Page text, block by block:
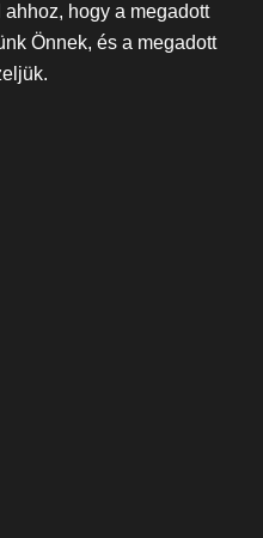
hogy a megadott
Önnek, és a megadott